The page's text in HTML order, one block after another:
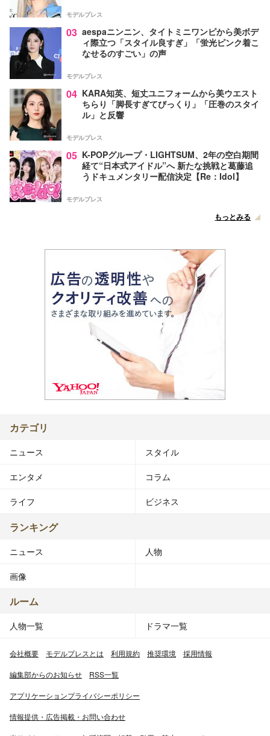
モデルプレス
03 aespaニンニン、タイトミニワンピから美ボデ
ィ際立つ「スタイル良すぎ」「蛍光ピンク着こ
なせるのすごい」の声
モデルプレス
04 KARA知英、短丈ユニフォームから美ウエスト
ちらり「脚長すぎてびっくり」「圧巻のスタイ
ル」と反響
モデルプレス
05 K-POPグループ・LIGHTSUM、2年の空白期間
経て“日本式アイドル”へ 新たな挑戦と葛藤追
うドキュメンタリー配信決定【Re：Idol】
モデルプレス
もっとみる
カテゴリ
ニュース スタイル
エンタメ コラム
ライフ ビジネス
ランキング
ニュース 人物
画像
ルーム
人物一覧 ドラマ一覧
会社概要 モデルプレスとは 利用規約 推奨環境 採用情報
編集部からのお知らせ RSS一覧
アプリケーションプライバシーポリシー
情報提供・広告掲載・お問い合わせ